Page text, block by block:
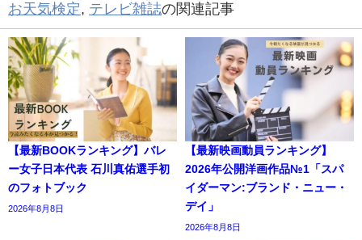
お天気検定, テレビ雑誌の関連記事
【最新BOOKランキング】バレ
ー女子日本代表 石川真佑選手初
のフォトブック
2026年8月8日
【最新映画動員ランキング】
2026年公開洋画作品№1「スパ
イダーマン:ブランド・ニュー・
デイ」
2026年8月8日